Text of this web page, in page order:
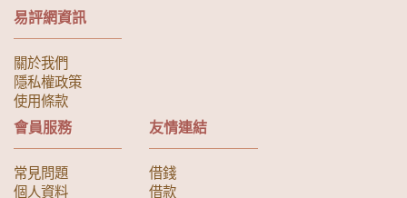
易評網資訊
關於我們
隱私權政策
使用條款
會員服務
常見問題
個人資料
友情連結
借錢
借款